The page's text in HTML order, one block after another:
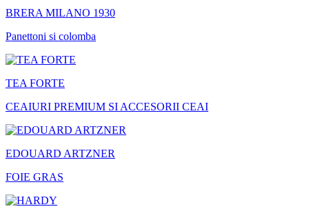
BRERA MILANO 1930
Panettoni si colomba
TEA FORTE
CEAIURI PREMIUM SI ACCESORII CEAI
EDOUARD ARTZNER
FOIE GRAS